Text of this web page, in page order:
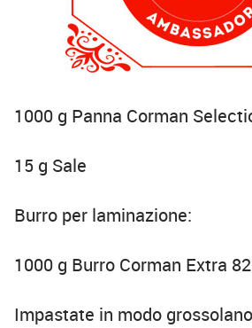
1000 g Panna Corman
15 g Sale
Burro per laminazione:
1000 g Burro Corman Extra
Impastate in modo